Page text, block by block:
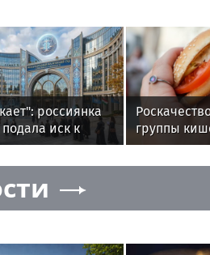
россиянка
иск к
требуя
счастье
группы
бургерах